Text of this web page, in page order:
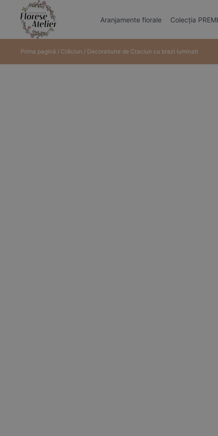
Aranjamente florale Colecția
Prima pagină / Crăciun / Decoratiune de Craciun cu brazi luminati